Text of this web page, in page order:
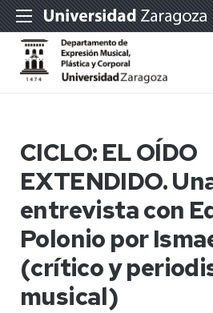
CICLO: EL OÍDO
EXTENDIDO.
entrevista con
Polonio por
(crítico y
musical)